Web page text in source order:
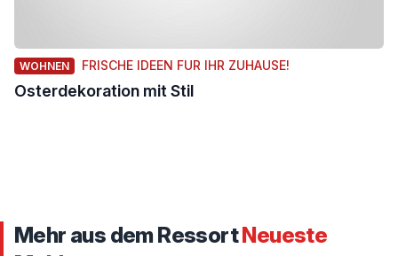
WOHNEN FRISCHE IDEEN FUR IHR ZUHAUSE!
Osterdekoration mit Stil
Mehr aus dem RessortNeueste